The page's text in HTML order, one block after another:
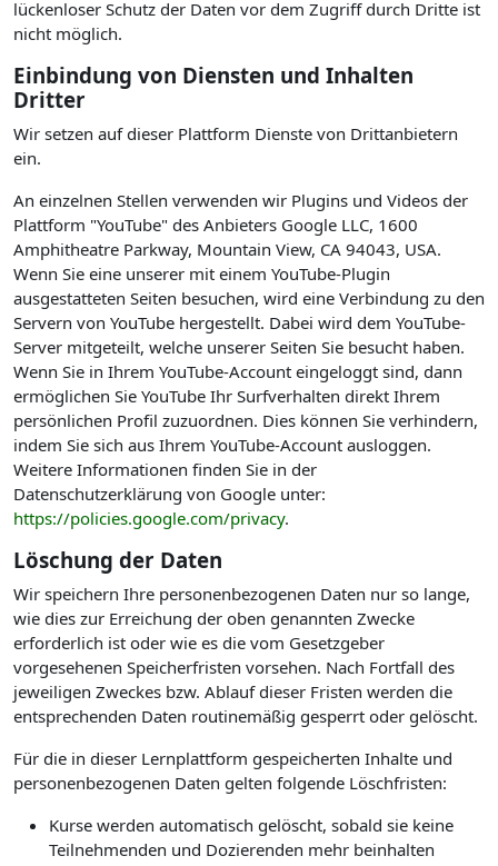
lückenloser Schutz der Daten vor dem Zugriff durch Dritte ist
nicht möglich.
Einbindung von Diensten und Inhalten
Dritter
Wir setzen auf dieser Plattform Dienste von Drittanbietern
ein.
An einzelnen Stellen verwenden wir Plugins und Videos der
Plattform "YouTube" des Anbieters Google LLC, 1600
Amphitheatre Parkway, Mountain View, CA 94043, USA.
Wenn Sie eine unserer mit einem YouTube-Plugin
ausgestatteten Seiten besuchen, wird eine Verbindung zu den
Servern von YouTube hergestellt. Dabei wird dem YouTube-
Server mitgeteilt, welche unserer Seiten Sie besucht haben.
Wenn Sie in Ihrem YouTube-Account eingeloggt sind, dann
ermöglichen Sie YouTube Ihr Surfverhalten direkt Ihrem
persönlichen Profil zuzuordnen. Dies können Sie verhindern,
indem Sie sich aus Ihrem YouTube-Account ausloggen.
Weitere Informationen finden Sie in der
Datenschutzerklärung von Google unter:
https://policies.google.com/privacy.
Löschung der Daten
Wir speichern Ihre personenbezogenen Daten nur so lange,
wie dies zur Erreichung der oben genannten Zwecke
erforderlich ist oder wie es die vom Gesetzgeber
vorgesehenen Speicherfristen vorsehen. Nach Fortfall des
jeweiligen Zweckes bzw. Ablauf dieser Fristen werden die
entsprechenden Daten routinemäßig gesperrt oder gelöscht.
Für die in dieser Lernplattform gespeicherten Inhalte und
personenbezogenen Daten gelten folgende Löschfristen:
Kurse werden automatisch gelöscht, sobald sie keine
Teilnehmenden und Dozierenden mehr beinhalten